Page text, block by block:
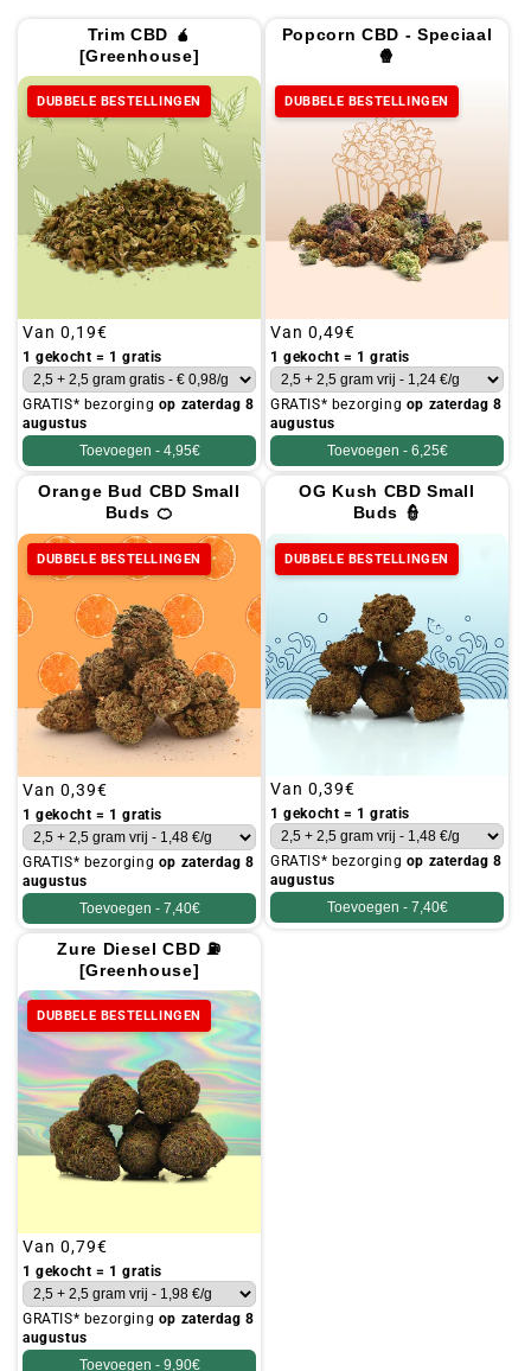
Trim CBD 🧉
[Greenhouse]
DUBBELE BESTELLINGEN
Gebruikelijke
prijs
Van 0,19€
1 gekocht = 1 gratis
GRATIS* bezorging op zaterdag 8
augustus
Toevoegen - 4,95€
Popcorn CBD - Speciaal
🍿
DUBBELE BESTELLINGEN
Gebruikelijke
prijs
Van 0,49€
1 gekocht = 1 gratis
GRATIS* bezorging op zaterdag 8
augustus
Toevoegen - 6,25€
Orange Bud CBD Small
Buds 🍊
DUBBELE BESTELLINGEN
Gebruikelijke
prijs
Van 0,39€
1 gekocht = 1 gratis
GRATIS* bezorging op zaterdag 8
augustus
Toevoegen - 7,40€
OG Kush CBD Small
Buds 👮
DUBBELE BESTELLINGEN
Gebruikelijke
prijs
Van 0,39€
1 gekocht = 1 gratis
GRATIS* bezorging op zaterdag 8
augustus
Toevoegen - 7,40€
Zure Diesel CBD ⛽
[Greenhouse]
DUBBELE BESTELLINGEN
Gebruikelijke
prijs
Van 0,79€
1 gekocht = 1 gratis
GRATIS* bezorging op zaterdag 8
augustus
Toevoegen - 9,90€